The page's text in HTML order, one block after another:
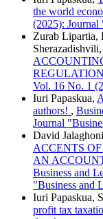
the world
(2025): Journal
Zurab Lipartia,
Sherazadishvili,
Vol. 16 No. 1
Iuri Papaskua,
authors! ,
Journal
David
ACCENTS
AN
Business and
"Business and
Iuri Papaskua,
profit tax